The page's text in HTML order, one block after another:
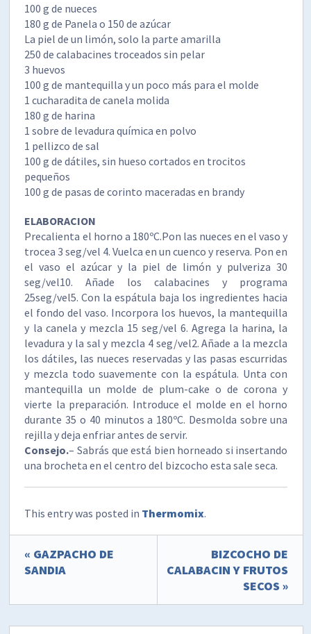
100 g de nueces
180 g de Panela o 150 de azúcar
La piel de un limón, solo la parte amarilla
250 de calabacines troceados sin pelar
3 huevos
100 g de mantequilla y un poco más para el molde
1 cucharadita de canela molida
180 g de harina
1 sobre de levadura química en polvo
1 pellizco de sal
100 g de dátiles, sin hueso cortados en trocitos
pequeños
100 g de pasas de corinto maceradas en brandy
ELABORACION
Precalienta el horno a 180ºC.Pon las nueces en el vaso y
trocea 3 seg/vel 4. Vuelca en un cuenco y reserva. Pon en
el vaso el azúcar y la piel de limón y pulveriza 30
seg/vel10. Añade los calabacines y programa
25seg/vel5. Con la espátula baja los ingredientes hacia
el fondo del vaso. Incorpora los huevos, la mantequilla
y la canela y mezcla 15 seg/vel 6. Agrega la harina, la
levadura y la sal y mezcla 4 seg/vel2. Añade a la mezcla
los dátiles, las nueces reservadas y las pasas escurridas
y mezcla todo suavemente con la espátula. Unta con
mantequilla un molde de plum-cake o de corona y
vierte la preparación. Introduce el molde en el horno
durante 35 o 40 minutos a 180ºC. Desmolda sobre una
rejilla y deja enfriar antes de servir.
Consejo.– Sabrás que está bien horneado si insertando
una brocheta en el centro del bizcocho esta sale seca.
This entry was posted in Thermomix.
« GAZPACHO DE
SANDIA
BIZCOCHO DE
CALABACIN Y FRUTOS
SECOS »